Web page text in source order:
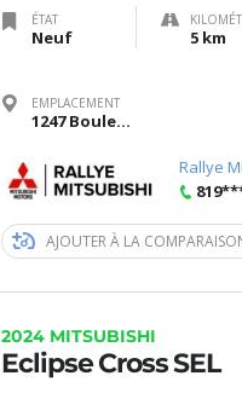
ÉTAT
Neuf 5 km
EMPLACEMENT
1247 Boulevard Saint-Joseph, Gatineau, Québec J8Z 3J6
Rallye
AJOUTER À LA
2024 MITSUBISHI
Eclipse Cross SEL